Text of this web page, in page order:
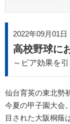
2022年09月01日
高校野球に
～ピア効果を
仙台育英の東北勢
今夏の甲子園大会
目された大阪桐蔭